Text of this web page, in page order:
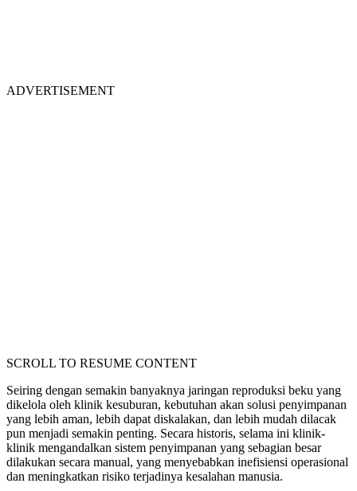
ADVERTISEMENT
SCROLL TO RESUME CONTENT
Seiring dengan semakin banyaknya jaringan reproduksi beku yang
dikelola oleh klinik kesuburan, kebutuhan akan solusi penyimpanan
yang lebih aman, lebih dapat diskalakan, dan lebih mudah dilacak
pun menjadi semakin penting. Secara historis, selama ini klinik-
klinik mengandalkan sistem penyimpanan yang sebagian besar
dilakukan secara manual, yang menyebabkan inefisiensi operasional
dan meningkatkan risiko terjadinya kesalahan manusia.